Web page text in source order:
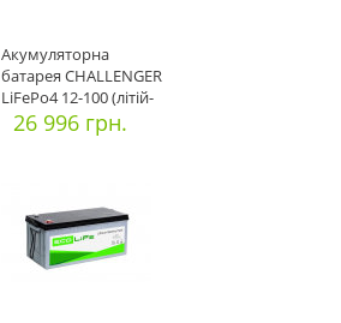
Акумуляторна
батарея CHALLENGER
LiFePo4 12-100 (літій-
залізо
26 996 грн.